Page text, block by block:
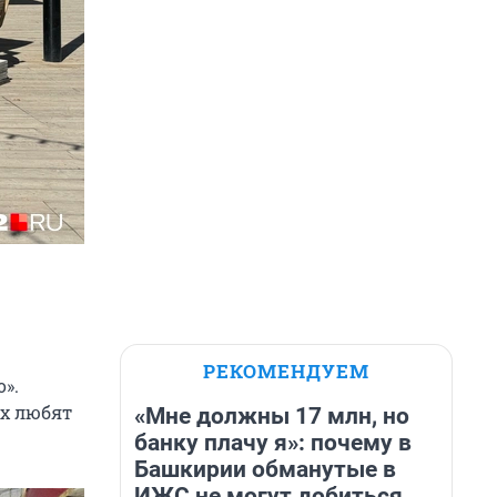
любят
РЕКОМЕНДУЕМ
«Мне должны 17 млн, но
банку плачу я»: почему в
Башкирии обманутые в